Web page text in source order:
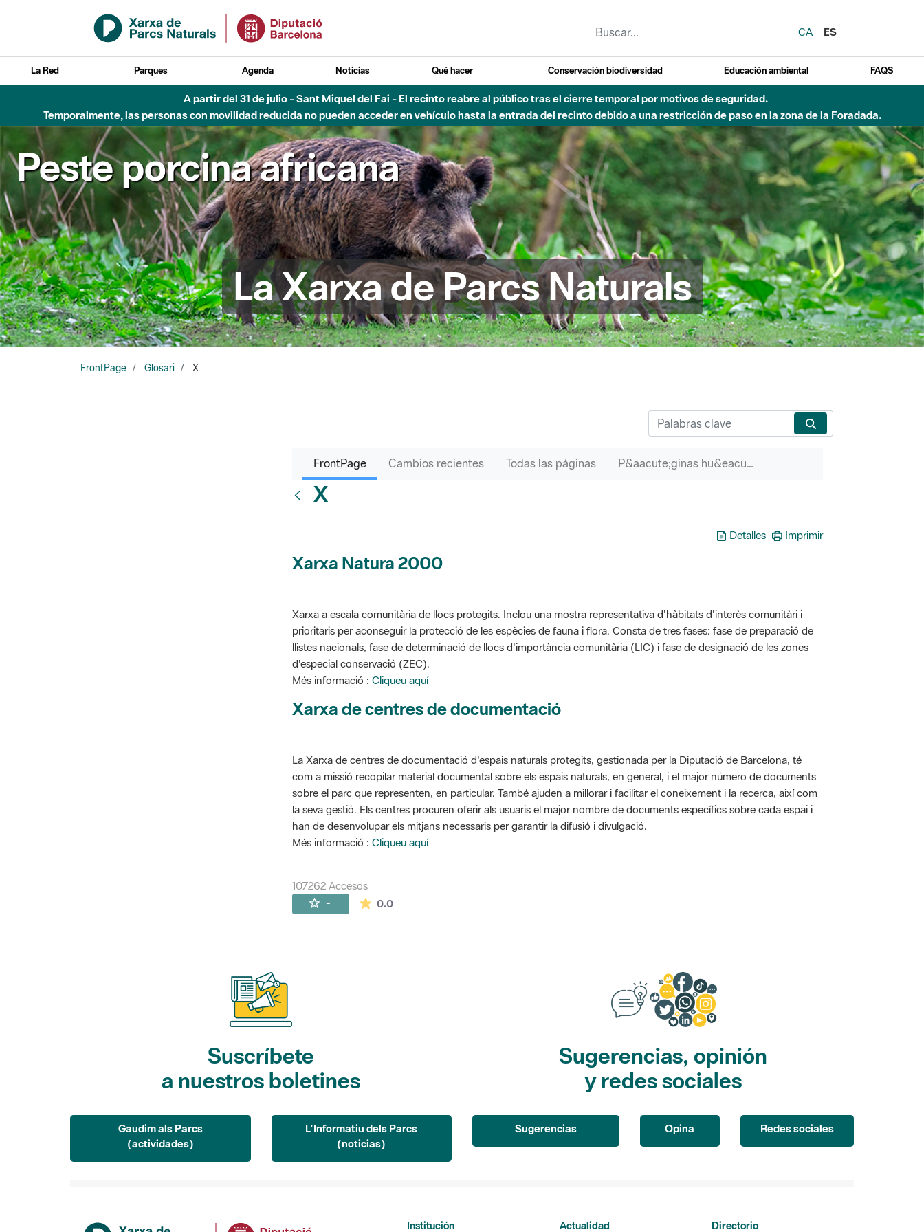
Saltar al contenido principal
CA
ES
La Red Parques Agenda Noticias Qué hacer Conservación biodiversidad Educación ambiental FAQS
A partir del 31 de julio - Sant Miquel del Fai - El recinto reabre al público tras el cierre temporal por motivos de seguridad.
Temporalmente, las personas con movilidad reducida no pueden acceder en vehículo hasta la entrada del recinto debido a una restricción de paso en la zona de la Foradada.
Peste porcina africana
La Xarxa de Parcs Naturals
FrontPage Glosari X
FrontPage Cambios recientes Todas las páginas P&aacute;ginas hu&eacute;rfanas
X
Detalles Imprimir
Xarxa Natura 2000
Xarxa a escala comunitària de llocs protegits. Inclou una mostra representativa d'hàbitats d'interès comunitàri i
prioritaris per aconseguir la protecció de les espècies de fauna i flora. Consta de tres fases: fase de preparació de
llistes nacionals, fase de determinació de llocs d'importància comunitària (LIC) i fase de designació de les zones
d'especial conservació (ZEC).
Més informació : Cliqueu aquí
Xarxa de centres de documentació
La Xarxa de centres de documentació d'espais naturals protegits, gestionada per la Diputació de Barcelona, té
com a missió recopilar material documental sobre els espais naturals, en general, i el major número de documents
sobre el parc que representen, en particular. També ajuden a millorar i facilitar el coneixement i la recerca, així com
la seva gestió. Els centres procuren oferir als usuaris el major nombre de documents específics sobre cada espai i
han de desenvolupar els mitjans necessaris per garantir la difusió i divulgació.
Més informació : Cliqueu aquí
107262 Accesos
- 0.0La valoración media es de 0 estrellas de 5.
Suscríbete
a nuestros boletines
Gaudim als Parcs
(actividades)
L'Informatiu dels Parcs
(noticias)
Sugerencias, opinión
y redes sociales
Sugerencias Opina Redes sociales
Institución Actualidad Directorio